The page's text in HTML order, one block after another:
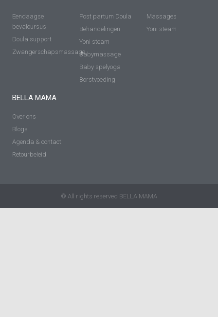
Eendaagse
bevalcursus
Doula support
Zwangerschapsmassage
Post partum Doula
Behandelingen
Yoni steam
Babymassage
Baby spelyoga
Borstvoeding
Massages
Yoni steam
BELLA MAMA
Over ons
Blogs
Agenda & contact
Retourbeleid
© All rights reserved BELLA MAMA